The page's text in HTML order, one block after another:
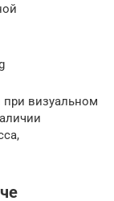
при визуальном